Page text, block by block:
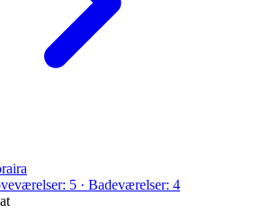
5 · Badeværelser: 4